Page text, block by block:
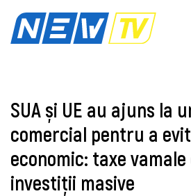
SUA și UE au ajuns la
comercial pentru a
economic: taxe vamale
investiții masive